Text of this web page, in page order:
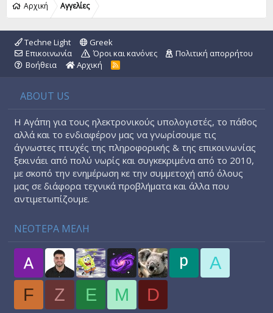
Αρχική Αγγελίες
Techne Light
Greek
Επικοινωνία
Όροι και κανόνες
Πολιτική απορρήτου
Βοήθεια
Αρχική
R
ABOUT US
Η Αγάπη για τους ηλεκτρονικούς υπολογιστές, το πάθος
αλλά και το ενδιαφέρον μας να γνωρίσουμε τις
άγνωστες πτυχές της πληροφορικής & της επικοινωνίας
ξεκινάει από πολύ νωρίς και συγκεκριμένα από το 2010,
με σκοπό την ενημέρωση κε την συμμετοχή από όλους
μας σε διάφορα τεχνικά προβλήματα και άλλα που
αντιμετωπίζουμε.
ΝΕΟΤΕΡΑ ΜΕΛΗ
A
F
Z E M D